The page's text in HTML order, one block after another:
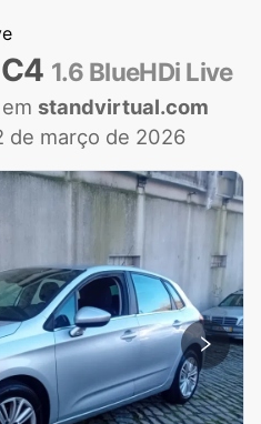
C4 1.6 BlueHDi Live
standvirtual.com
de março de 2026